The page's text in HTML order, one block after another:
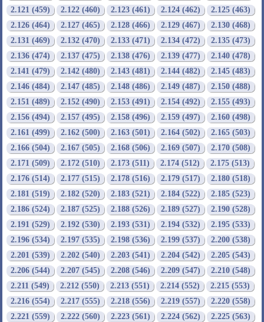
2.121 (459)
2.122 (460) 2.123 (461) 2.124 (462)
2.125 (463)
2.126 (464)
2.127 (465) 2.128 (466) 2.129 (467)
2.130 (468)
2.131 (469)
2.132 (470) 2.133 (471) 2.134 (472)
2.135 (473)
2.136 (474)
2.137 (475) 2.138 (476) 2.139 (477)
2.140 (478)
2.141 (479)
2.142 (480) 2.143 (481) 2.144 (482)
2.145 (483)
2.146 (484)
2.147 (485) 2.148 (486) 2.149 (487)
2.150 (488)
2.151 (489)
2.152 (490) 2.153 (491) 2.154 (492)
2.155 (493)
2.156 (494)
2.157 (495) 2.158 (496) 2.159 (497)
2.160 (498)
2.161 (499)
2.162 (500) 2.163 (501) 2.164 (502)
2.165 (503)
2.166 (504)
2.167 (505) 2.168 (506) 2.169 (507)
2.170 (508)
2.171 (509)
2.172 (510) 2.173 (511) 2.174 (512)
2.175 (513)
2.176 (514)
2.177 (515) 2.178 (516) 2.179 (517)
2.180 (518)
2.181 (519)
2.182 (520) 2.183 (521) 2.184 (522)
2.185 (523)
2.186 (524)
2.187 (525) 2.188 (526) 2.189 (527)
2.190 (528)
2.191 (529)
2.192 (530) 2.193 (531) 2.194 (532)
2.195 (533)
2.196 (534)
2.197 (535) 2.198 (536) 2.199 (537)
2.200 (538)
2.201 (539)
2.202 (540) 2.203 (541) 2.204 (542)
2.205 (543)
2.206 (544)
2.207 (545) 2.208 (546) 2.209 (547)
2.210 (548)
2.211 (549)
2.212 (550) 2.213 (551) 2.214 (552)
2.215 (553)
2.216 (554)
2.217 (555) 2.218 (556) 2.219 (557)
2.220 (558)
2.221 (559)
2.222 (560) 2.223 (561) 2.224 (562)
2.225 (563)